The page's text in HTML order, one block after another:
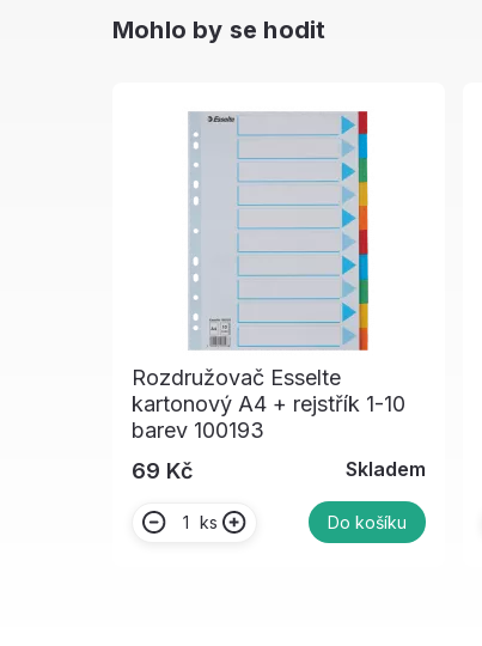
Mohlo by se hodit
Rozdružovač Esselte
kartonový A4 + rejstřík 1-10
barev 100193
69 Kč
Skladem
ks Do košíku